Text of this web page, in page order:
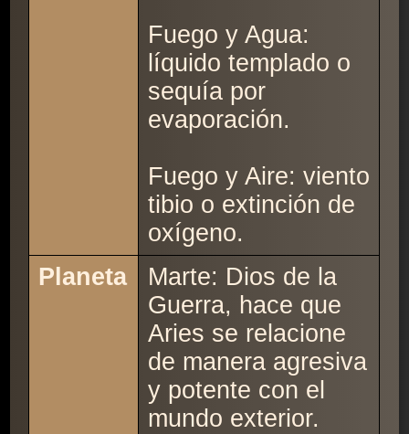
Fuego y Agua:
líquido templado o
sequía por
evaporación.
Fuego y Aire: viento
tibio o extinción de
oxígeno.
Planeta
Marte: Dios de la
Guerra, hace que
Aries se relacione
de manera agresiva
y potente con el
mundo exterior.